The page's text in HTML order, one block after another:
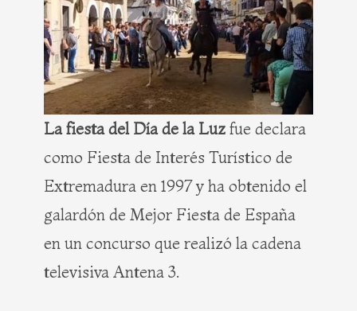
La fiesta del Día de la Luz fue declara
como Fiesta de Interés Turístico de
Extremadura en 1997 y ha obtenido el
galardón de Mejor Fiesta de España
en un concurso que realizó la cadena
televisiva Antena 3.